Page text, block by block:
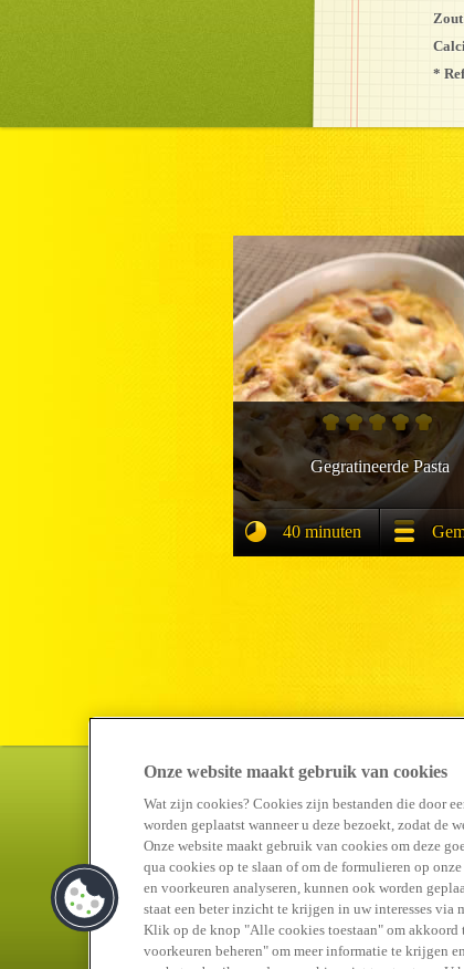
*
Gegratineerde Pasta
40 minuten
Onze website maakt gebruik van cookies
Wat zijn cookies? Cookies zijn bestanden die door
worden geplaatst wanneer u deze bezoekt, zodat de
Onze website maakt gebruik van cookies om deze
qua cookies op te slaan of om de formulieren op
en voorkeuren analyseren, kunnen ook worden
staat een beter inzicht te krijgen in uw interesses via
Klik op de knop "Alle cookies toestaan" om
voorkeuren beheren" om meer informatie te krijgen